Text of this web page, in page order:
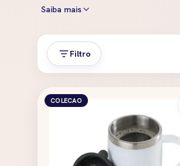
Saiba mais
Filtro
COLECAO